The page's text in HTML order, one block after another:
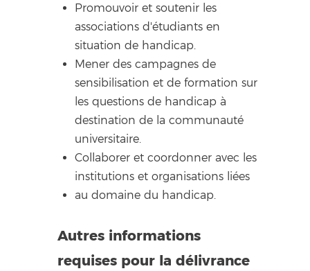
Promouvoir et soutenir les
associations d'étudiants en
situation de handicap.
Mener des campagnes de
sensibilisation et de formation sur
les questions de handicap à
destination de la communauté
universitaire.
Collaborer et coordonner avec les
institutions et organisations liées
au domaine du handicap.
Autres informations
requises pour la délivrance